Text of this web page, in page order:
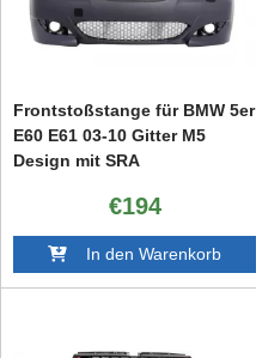
Frontstoßstange für BMW 5er
E60 E61 03-10 Gitter M5
Design mit SRA
€194
In den Warenkorb